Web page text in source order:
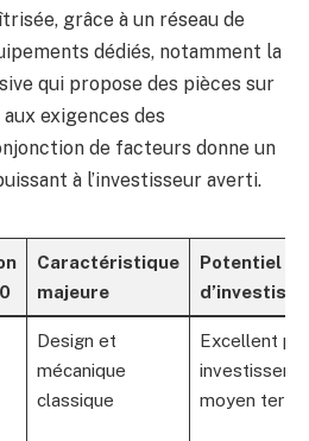
grâce à un réseau de
dédiés, notamment la
qui propose des pièces sur
exigences des
de facteurs donne un
à l’investisseur averti.
Caractéristique
majeure
Potentiel
Design et
mécanique
classique
Excellent
moyen